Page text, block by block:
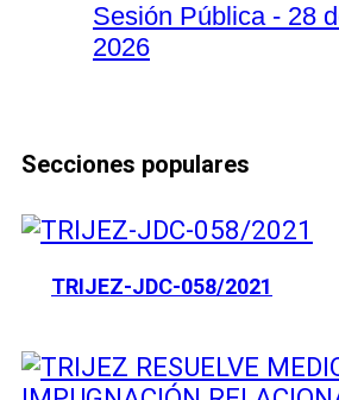
Sesión Pública - 28
2026
Secciones populares
TRIJEZ-JDC-058/2021